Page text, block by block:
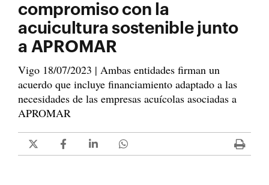
compromiso con la
acuicultura sostenible junto
a APROMAR
Vigo 18/07/2023 | Ambas entidades firman un
acuerdo que incluye financiamiento adaptado a las
necesidades de las empresas acuícolas asociadas a
APROMAR